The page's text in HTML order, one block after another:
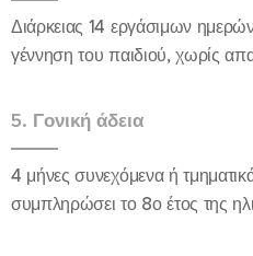
Διάρκειας 14 εργάσιμων
γέννηση του παιδιού, χωρίς
5. Γονική άδεια
4 μήνες συνεχόμενα ή
συμπληρώσει το 8ο έτος της